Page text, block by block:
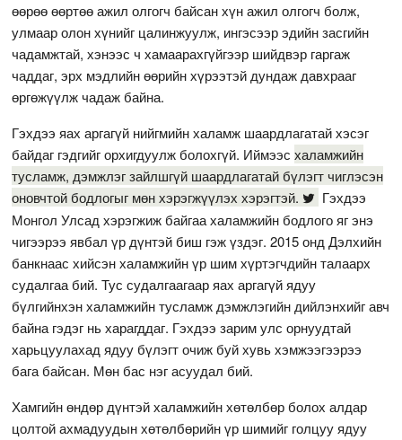
өөрөө өөртөө ажил олгогч байсан хүн ажил олгогч болж,
улмаар олон хүнийг цалинжуулж, ингэсээр эдийн засгийн
чадамжтай, хэнээс ч хамаарахгүйгээр шийдвэр гаргаж
чаддаг, эрх мэдлийн өөрийн хүрээтэй дундаж давхрааг
өргөжүүлж чадаж байна.
Гэхдээ яах аргагүй нийгмийн халамж шаардлагатай хэсэг
байдаг гэдгийг орхигдуулж болохгүй. Иймээсхаламжийн
тусламж, дэмжлэг зайлшгүй шаардлагатай бүлэгт чиглэсэн
оновчтой бодлогыг мөн хэрэгжүүлэх хэрэгтэй.
Гэхдээ
Монгол Улсад хэрэгжиж байгаа халамжийн бодлого яг энэ
чигээрээ явбал үр дүнтэй биш гэж үздэг. 2015 онд Дэлхийн
банкнаас хийсэн халамжийн үр шим хүртэгчдийн талаарх
судалгаа бий. Тус судалгаагаар яах аргагүй ядуу
бүлгийнхэн халамжийн тусламж дэмжлэгийн дийлэнхийг авч
байна гэдэг нь харагддаг. Гэхдээ зарим улс орнуудтай
харьцуулахад ядуу бүлэгт очиж буй хувь хэмжээгээрээ
бага байсан. Мөн бас нэг асуудал бий.
Хамгийн өндөр дүнтэй халамжийн хөтөлбөр болох алдар
цолтой ахмадуудын хөтөлбөрийн үр шимийг голцуу ядуу